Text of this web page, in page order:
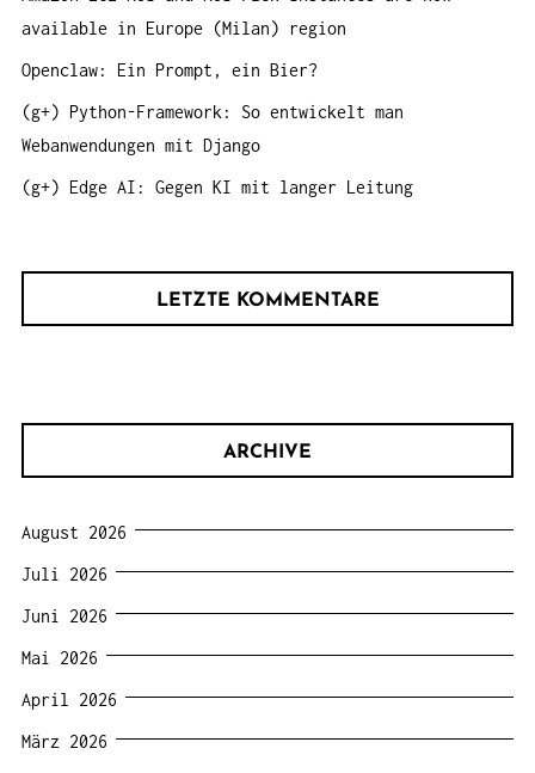
:
available in Europe (Milan) region
Openclaw: Ein Prompt, ein Bier?
(g+) Python-Framework: So entwickelt man
Webanwendungen mit Django
(g+) Edge AI: Gegen KI mit langer Leitung
LETZTE KOMMENTARE
ARCHIVE
August 2026
Juli 2026
Juni 2026
Mai 2026
April 2026
März 2026